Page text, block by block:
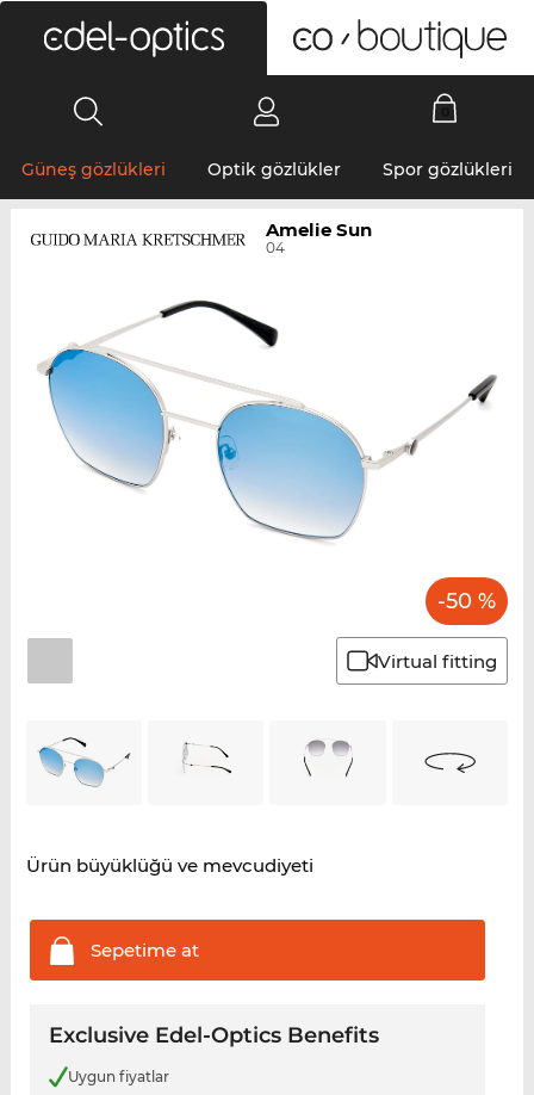
Güneş gözlükleri Optik gözlükler Spor gözlükleri
Amelie Sun
04
-50 %
Virtual fitting
Ürün büyüklüğü ve mevcudiyeti
Sepetimeat
Exclusive Edel-Optics Benefits
Uygun fiyatlar